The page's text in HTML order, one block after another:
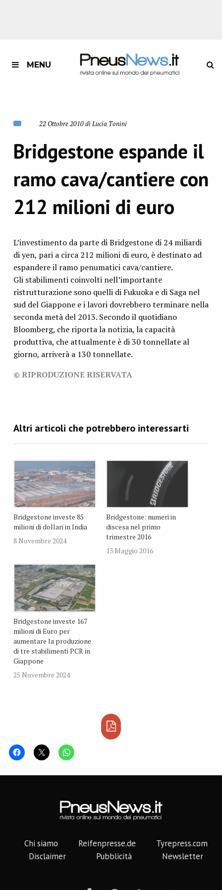
MENU
22 Ottobre 2010 di Lucia Tonini
Bridgestone espande il
ramo cava/cantiere con
212 milioni di euro
L’investimento da parte di Bridgestone di 24 miliardi
di yen, pari a circa 212 milioni di euro, è destinato ad
espandere il ramo penumatici cava/cantiere.
Gli stabilimenti coinvolti nell’importante
ristrutturazione sono quelli di Fukuoka e di Saga nel
sud del Giappone e i lavori dovrebbero terminare nella
seconda metà del 2013. Secondo il quotidiano
Bloomberg, che riporta la notizia, la capacità
produttiva, che attualmente è di 30 tonnellate al
giorno, arriverà a 130 tonnellate.
© RIPRODUZIONE RISERVATA
Bridgestone investe 85
milioni di dollari in India
8 Novembre 2024
Bridgestone: numeri in
discesa nel primo
trimestre 2016
13 Maggio 2016
Bridgestone investe 167
milioni di Euro per
aumentare la produzione
di tre stabilimenti PCR in
Giappone
25 Novembre 2024
Chi siamo Reifenpresse.de
Tyrepress.com
Disclaimer
Pubblicità Newsletter